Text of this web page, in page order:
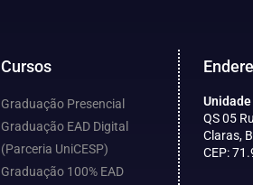
Cursos
Graduação Presencial
Graduação EAD Digital
(Parceria UniCESP)
Graduação 100% EAD
QS 05
Claras,
CEP: